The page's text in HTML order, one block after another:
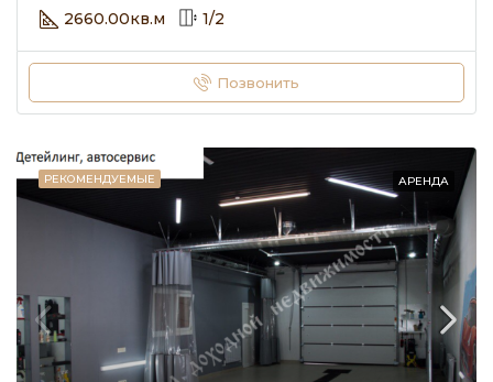
2660.00кв.м 1/2
Позвонить
РЕКОМЕНДУЕМЫЕ АРЕНДА